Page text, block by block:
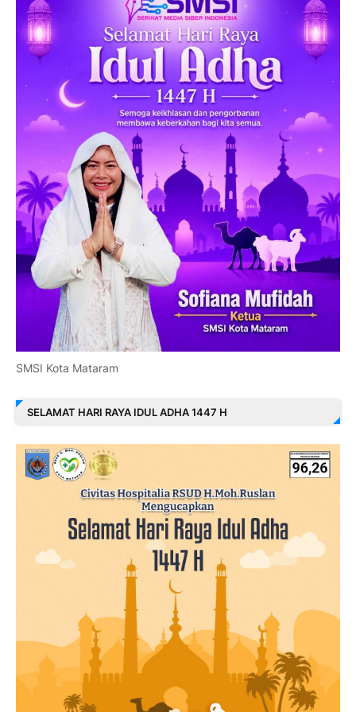
SMSI Kota Mataram
SELAMAT HARI RAYA IDUL ADHA 1447 H